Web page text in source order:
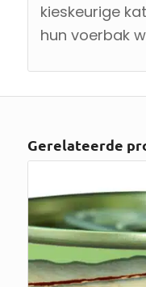
kieskeurige
hun voerbak
Gerelateerde